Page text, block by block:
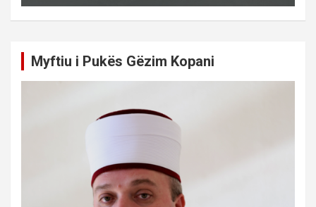
Myftiu i Pukës Gëzim Kopani